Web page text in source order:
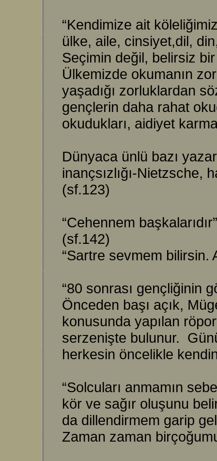
“Kendimize ait
ülke, aile, cinsiyet,dil,
Seçimin değil, belirsiz
Ülkemizde okumanın
yaşadığı zorluklardan
gençlerin daha rahat
okudukları, aidiyet
Dünyaca ünlü bazı
inançsızlığı-Nietzsche,
(sf.123)
“Cehennem
(sf.142)
“Sartre sevmem bilirsin.
“80 sonrası gençliğinin
Önceden başı açık,
konusunda yapılan
serzenişte bulunur.
herkesin öncelikle
“Solcuları anmamın
kör ve sağır oluşunu
da dillendirmem garip
Zaman zaman